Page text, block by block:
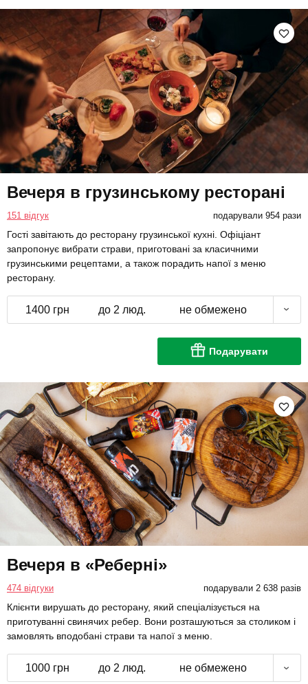
Вечеря в грузинському ресторані
151 відгук подарували 954 рази
Гості завітають до ресторану грузинської кухні. Офіціант
запропонує вибрати страви, приготовані за класичними
грузинськими рецептами, а також порадить напої з меню
ресторану.
1400 грн до 2 люд. не обмежено
Подарувати
Вечеря в «Реберні»
474 відгуки подарували 2 638 разів
Клієнти вирушать до ресторану, який спеціалізується на
приготуванні свинячих ребер. Вони розташуються за столиком і
замовлять вподобані страви та напої з меню.
1000 грн до 2 люд. не обмежено